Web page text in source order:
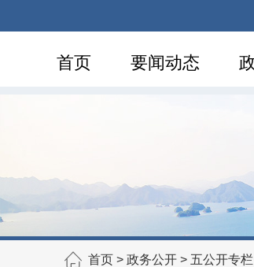
首页 要闻动态
首页 > 政务公开 > 五公开专栏